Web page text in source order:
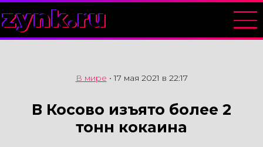
zynk.ru
В мире •17 мая 2021 в 22:17
В Косово изъято более 2
тонн кокаина